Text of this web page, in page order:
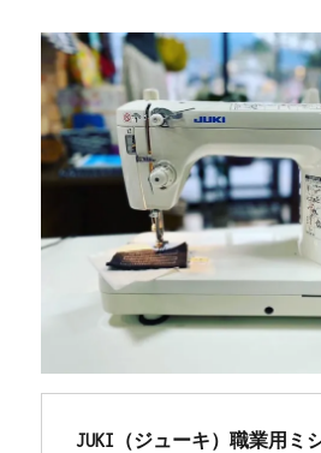
JUKI（ジューキ）職業用ミ